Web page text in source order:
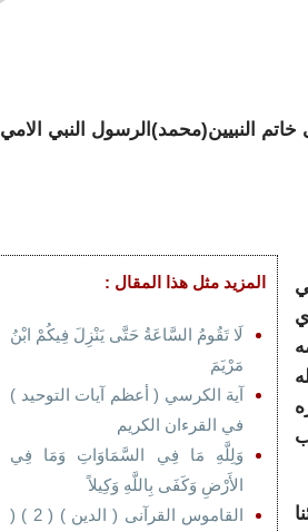
النبيين(محمد)الرسول النبي الامي
المزيد مثل هذا المقال :
لَا تَقُومُ السَّاعَةُ حَتَّى يَنْزِلَ فِيكُمْ ابْنُ
مَرْيَمَ
آية الكرسي ( أعظم آيات التوحيد )
في القرءان الكريم
وَلِلَّهِ مَا فِي السَّمَاوَاتِ وَمَا فِي
الأَرْضِ وَكَفَى بِاللَّهِ وَكِيلاً
القاموس القرآنى ( الدين ) ( 2 ) (